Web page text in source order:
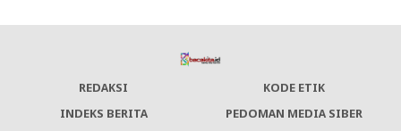
REDAKSI
KODE ETIK
INDEKS BERITA
PEDOMAN MEDIA SIBER